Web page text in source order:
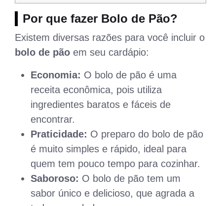
Por que fazer Bolo de Pão?
Existem diversas razões para você incluir o
bolo de pão em seu cardápio:
Economia: O bolo de pão é uma
receita econômica, pois utiliza
ingredientes baratos e fáceis de
encontrar.
Praticidade: O preparo do bolo de pão
é muito simples e rápido, ideal para
quem tem pouco tempo para cozinhar.
Saboroso: O bolo de pão tem um
sabor único e delicioso, que agrada a